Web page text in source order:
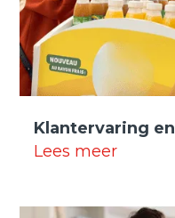
Klantervaring en
Lees meer